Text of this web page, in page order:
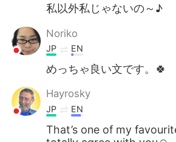
私以外私じゃないの～♪
Noriko
JP EN
めっちゃ良い文です。🍀
Hayrosky
JP EN
That’s one of my